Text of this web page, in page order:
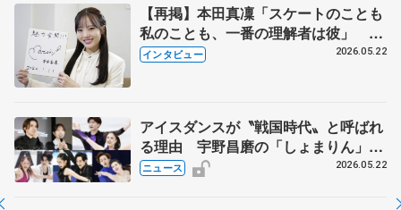
【再掲】本田真凜「スケートのことも
私のことも、一番の理解者は彼」 引
退時の単独インタビューで語った競技
インタビュー 2026.05.22
アイスダンスが〝戦国時代〟と呼ばれ
る理由 宇野昌磨の「しょまりん」ら
実力者が相次いで参戦 国内の競争激
ニュース 2026.05.22